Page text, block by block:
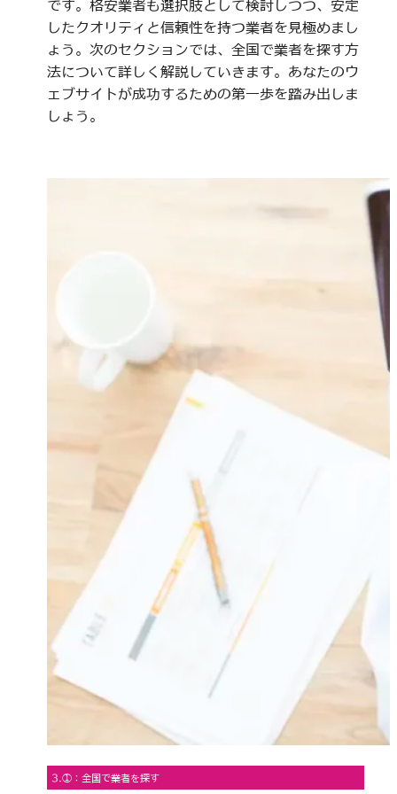
です。格安業者も選択肢として検討しつつ、安定
したクオリティと信頼性を持つ業者を見極めまし
ょう。次のセクションでは、全国で業者を探す方
法について詳しく解説していきます。あなたのウ
ェブサイトが成功するための第一歩を踏み出しま
しょう。
3.①：全国で業者を探す